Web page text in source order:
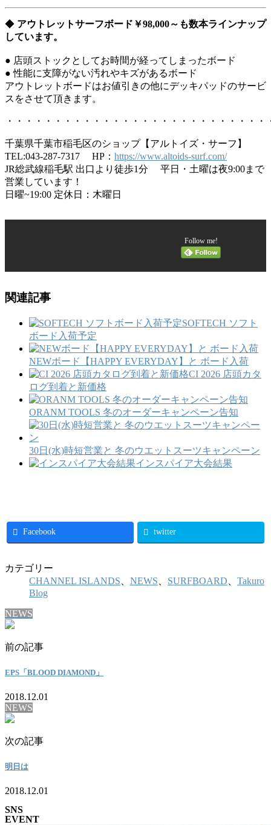
◆ アウトレットサーフボード￥98,000～も数本ラインナップ
しています。
● 店頭ストックとしてお時間が経ってしまったボード
● 性能に支障がない汚れやキズがあるボード
アウトレットボードはお値引きの他にデッキパッドのサービ
スをさせて頂きます。
・・・・・・・・・・・・・・・・・・・・・・・・・・
千葉県千葉市稲毛区のショップ【アルトイズ・サーフ】
TEL:043-287-7317 HP： https://www.altoids-surf.com/
JR総武線稲毛駅 出口より徒歩1分 平日・土曜は夜9:00まで
営業しています！
日曜~19:00 定休日：木曜日
Follow me!
関連記事
SOFTECH ソフト
ボード入荷予定
NEWボード【HAPPY EVERYDAY】と ボード入荷
CI 2026 店頭カタ
ログ到着と新価格
ORANM TOOLS 冬のオーダーキャンペーン告知
30日(水)時短営業と 冬のウエットスーツキャンペーン
インスパイア大会結果
Facebook twitter
カテゴリー
CHANNEL ISLANDS
NEWS SURFBOARD
Takuro
Blog
NEWS
前の記事
EPS「BLOOD DIAMOND」
2018.12.01
NEWS
次の記事
明日は
2018.12.01
SNS
EVENT